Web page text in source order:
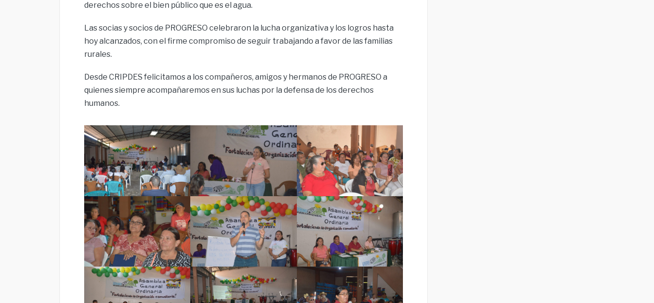
derechos sobre el bien público que es el agua.
Las socias y socios de PROGRESO celebraron la lucha organizativa y los logros hasta
hoy alcanzados, con el firme compromiso de seguir trabajando a favor de las familias
rurales.
Desde CRIPDES felicitamos a los compañeros, amigos y hermanos de PROGRESO a
quienes siempre acompañaremos en sus luchas por la defensa de los derechos
humanos.